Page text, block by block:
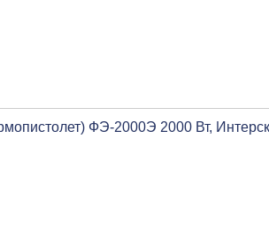
ФЭ-2000Э 2000 Вт,